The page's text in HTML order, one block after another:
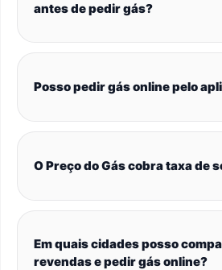
antes de pedir gás?
Posso pedir gás online pelo
O Preço do Gás cobra taxa de
Em quais cidades posso
revendas e pedir gás online?